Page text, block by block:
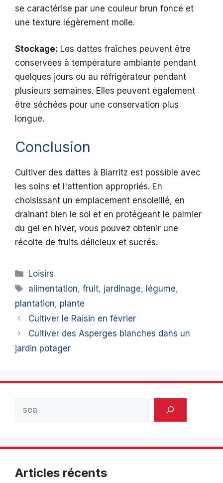
se caractérise par une couleur brun foncé et
une texture légèrement molle.
Stockage: Les dattes fraîches peuvent être
conservées à température ambiante pendant
quelques jours ou au réfrigérateur pendant
plusieurs semaines. Elles peuvent également
être séchées pour une conservation plus
longue.
Conclusion
Cultiver des dattes à Biarritz est possible avec
les soins et l'attention appropriés. En
choisissant un emplacement ensoleillé, en
drainant bien le sol et en protégeant le palmier
du gel en hiver, vous pouvez obtenir une
récolte de fruits délicieux et sucrés.
Catégories
Loisirs
Étiquettes
alimentation,fruit, jardinage, légume,
plantation, plante
Cultiver le Raisin en février
Cultiver des Asperges blanches dans un
jardin potager
Articles récents